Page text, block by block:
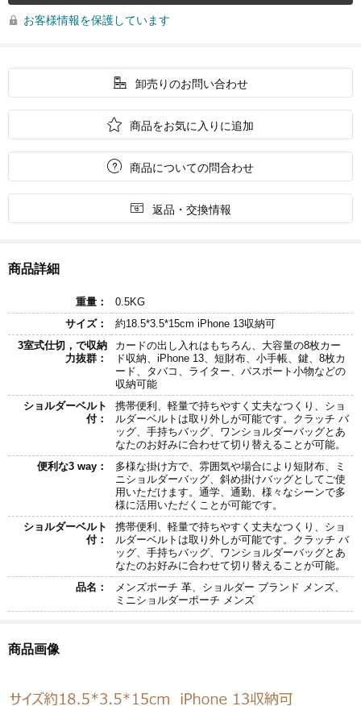
 お客様情報を保護しています
 卸売りのお問い合わせ
 商品をお気に入りに追加
 商品についての問合わせ
 返品・交換情報
商品詳細
重量：
0.5KG
サイズ：
約18.5*3.5*15cm iPhone 13収納可
3室式仕切，で収納
力抜群：
カードの出し入れはもちろん、大容量の8枚カー
ド収納、iPhone 13、短財布、小手帳、鍵、8枚カ
ード、タバコ、ライター、パスポート小物などの
収納可能
ショルダーベルト
付：
携帯便利、軽量で持ちやすく丈夫なつくり、ショ
ルダーベルトは取り外しが可能です。クラッチ バ
ッグ、手持ちバッグ、ワンショルダーバッグとあ
なたのお好みに合わせて切り替えることが可能。
便利な3 way：
多様な掛け方で、雰囲気や場合により短財布、ミ
ニショルダーバッグ、斜め掛けバッグとしてご使
用いただけます。通学、通勤、様々なシーンで多
様に活用いただくことが可能です。
ショルダーベルト
付：
携帯便利、軽量で持ちやすく丈夫なつくり、ショ
ルダーベルトは取り外しが可能です。クラッチ バ
ッグ、手持ちバッグ、ワンショルダーバッグとあ
なたのお好みに合わせて切り替えることが可能。
品名：
メンズポーチ 革、ショルダー ブランド メンズ、
ミニショルダーポーチ メンズ
商品画像